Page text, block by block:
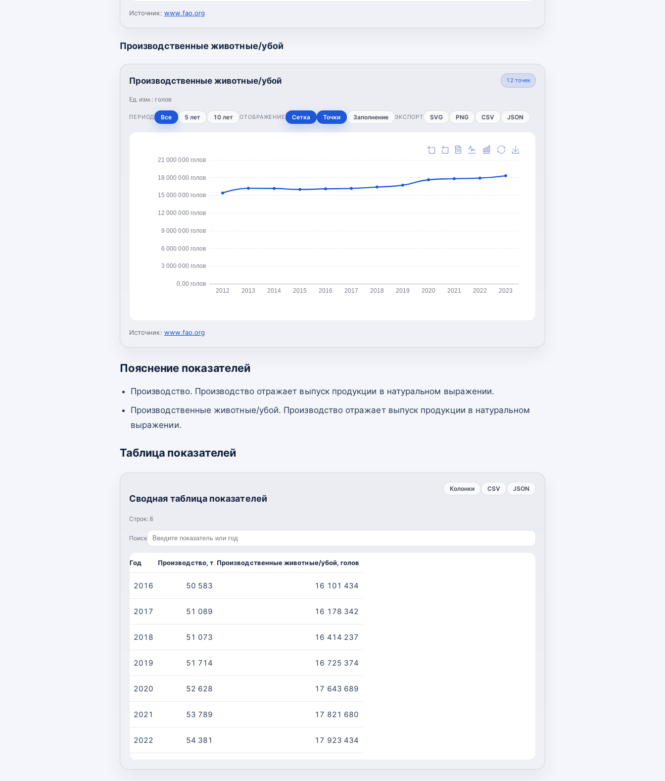
Источник: www.fao.org
Производственные животные/убой
Производственные животные/убой
Ед. изм.: голов
12 точек
ПЕРИОД Все 5 лет 10 лет ОТОБРАЖЕНИЕ Сетка Точки Заполнение ЭКСПОРТ SVG PNG CSV JSON
0,00 голов
3 000 000 голов
6 000 000 голов
9 000 000 голов
12 000 000 голов
15 000 000 голов
18 000 000 голов
21 000 000 голов
2012 2013 2014 2015 2016 2017 2018 2019 2020 2021 2022 2023
Источник: www.fao.org
Пояснение показателей
Производство. Производство отражает выпуск продукции в натуральном выражении.
Производственные животные/убой. Производство отражает выпуск продукции в натуральном
выражении.
Таблица показателей
Сводная таблица показателей
Строк: 8
Колонки CSV JSON
Поиск
Год Производство, т Производственные животные/убой, голов
2016 50 583 16 101 434
2017 51 089 16 178 342
2018 51 073 16 414 237
2019 51 714 16 725 374
2020 52 628 17 643 689
2021 53 789 17 821 680
2022 54 381 17 923 434